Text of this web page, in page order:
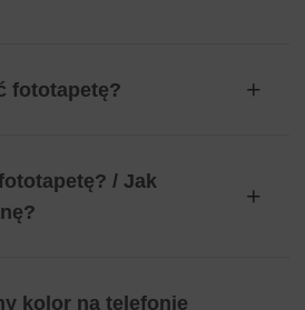
fototapetę?
/ Jak
kolor na telefonie